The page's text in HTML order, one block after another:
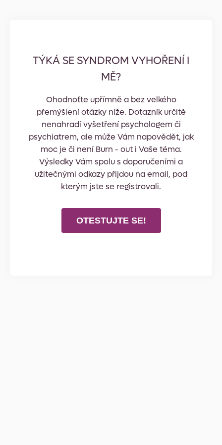
TÝKÁ SE SYNDROM VYHOŘENÍ I
MĚ?
Ohodnoťte upřímně a bez velkého
přemýšlení otázky níže. Dotazník určitě
nenahradí vyšetření psychologem či
psychiatrem, ale může Vám napovědět, jak
moc je či není Burn - out i Vaše téma.
Výsledky Vám spolu s doporučeními a
užitečnými odkazy přijdou na email, pod
kterým jste se registrovali.